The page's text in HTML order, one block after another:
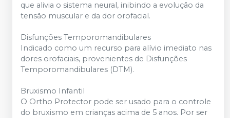
que alivia o sistema neural, inibindo a evolução da
tensão muscular e da dor orofacial.
Disfunções Temporomandibulares
Indicado como um recurso para alívio imediato nas
dores orofaciais, provenientes de Disfunções
Temporomandibulares (DTM).
Bruxismo Infantil
O Ortho Protector pode ser usado para o controle
do bruxismo em crianças acima de 5 anos. Por ser